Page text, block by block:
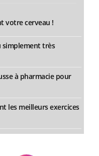
votre cerveau !
très
à pharmacie pour
les meilleurs exercices